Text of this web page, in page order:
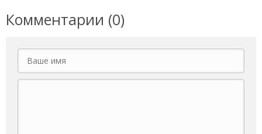
Комментарии (0)